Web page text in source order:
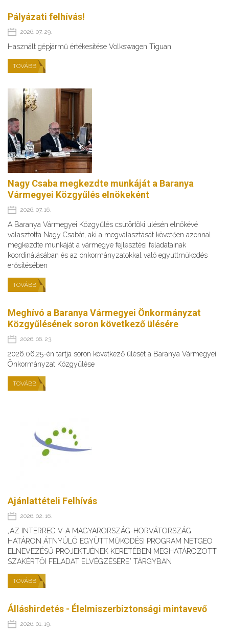
Pályázati felhívás!
2026. 07. 29.
Használt gépjármű értékesítése Volkswagen Tiguan
TOVÁBB
Nagy Csaba megkezdte munkáját a Baranya
Vármegyei Közgyűlés elnökeként
2026. 07. 16.
A Baranya Vármegyei Közgyűlés csütörtöki ülésén elnökévé
választotta Nagy Csabát, aki a megválasztását követően azonnal
megkezdte munkáját a vármegye fejlesztési feladatainak
koordinálásában és az önkormányzatokkal való együttműködés
erősítésében
TOVÁBB
Meghívó a Baranya Vármegyei Önkormányzat
Közgyűlésének soron következő ülésére
2026. 06. 23.
2026.06.25-én tartja soron következő ülését a Baranya Vármegyei
Önkormányzat Közgyűlése
TOVÁBB
Ajánlattételi Felhívás
2026. 02. 16.
„AZ INTERREG V-A MAGYARORSZÁG-HORVÁTORSZÁG
HATÁRON ÁTNYÚLÓ EGYÜTTMŰKÖDÉSI PROGRAM NETGEO
ELNEVEZÉSŰ PROJEKTJÉNEK KERETÉBEN MEGHATÁROZOTT
SZAKÉRTŐI FELADAT ELVÉGZÉSÉRE” TÁRGYBAN
TOVÁBB
Álláshirdetés - Élelmiszerbiztonsági mintavevő
2026. 01. 19.